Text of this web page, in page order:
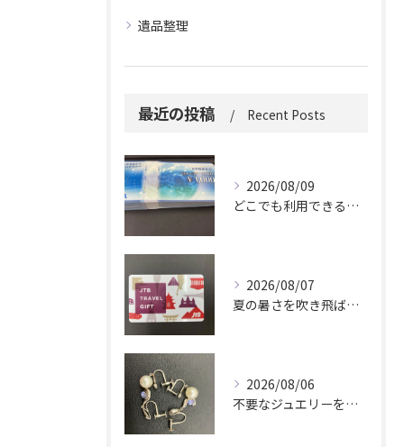
遺品整理
最近の投稿 Recent Posts
2026/08/09
どこでも利用できる便利さ。
2026/08/07
夏の暑さを吹き飛ばしに来てください。
2026/08/06
不要なジュエリーを眠らせていませんか？